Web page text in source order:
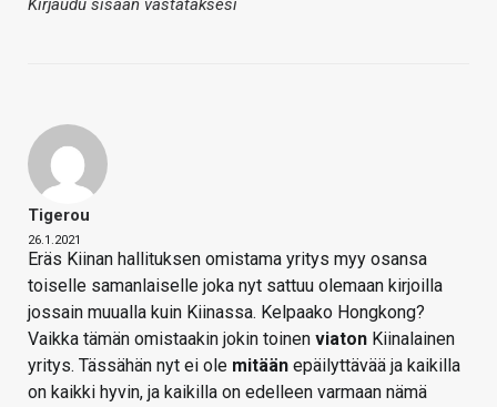
Kirjaudu sisään vastataksesi
Tigerou
26.1.2021
Eräs Kiinan hallituksen omistama yritys myy osansa
toiselle samanlaiselle joka nyt sattuu olemaan kirjoilla
jossain muualla kuin Kiinassa. Kelpaako Hongkong?
Vaikka tämän omistaakin jokin toinen viaton Kiinalainen
yritys. Tässähän nyt ei ole mitään epäilyttävää ja kaikilla
on kaikki hyvin, ja kaikilla on edelleen varmaan nämä